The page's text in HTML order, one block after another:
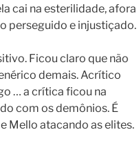
cai na esterilidade, afora
perseguido e injustiçado.
Ficou claro que não
demais. Acrítico
… a crítica ficou na
com os demônios. É
Mello atacando as elites.